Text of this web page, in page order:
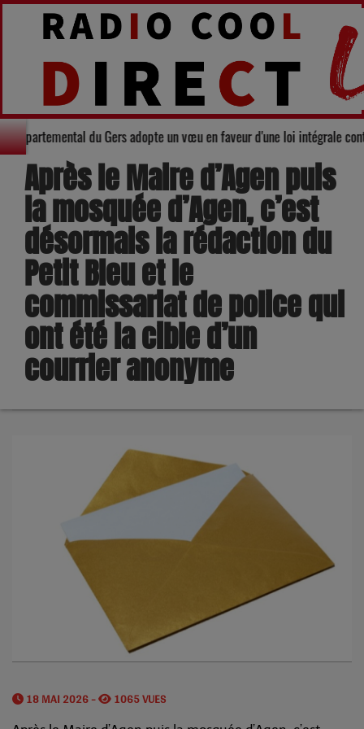
Conseil départemental du Gers adopte un vœu en faveur d'une loi
Après le Maire d’Agen puis
la mosquée d’Agen, c’est
désormais la rédaction du
Petit Bleu et le
commissariat de police qui
ont été la cible d’un
courrier anonyme
18 MAI 2026 - 1065 VUES